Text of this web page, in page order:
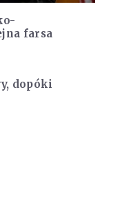
farsa
dopóki